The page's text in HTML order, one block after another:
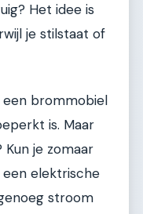
Het idee is
je stilstaat of
een brommobiel
is. Maar
je zomaar
elektrische
stroom